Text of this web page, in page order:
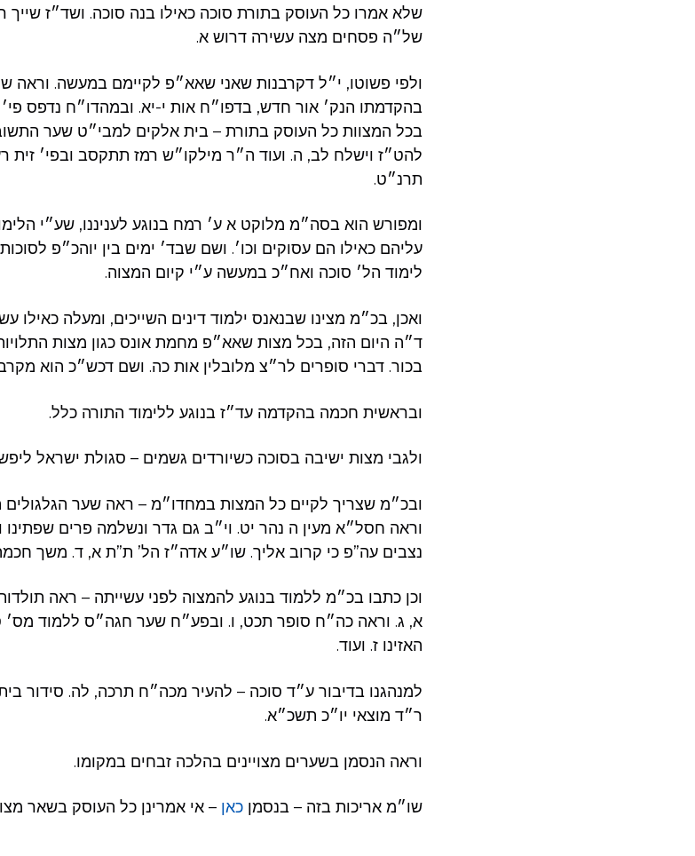
שלא אמרו כל העוסק בתורת סוכה כאילו בנה סוכה. ושד״ז שייך
של״ה פסחים מצה עשירה דרוש א.
ולפי פשוטו, י״ל דקרבנות שאני שאא״פ לקיימם במעשה. וראה
בהקדמתו הנק׳ אור חדש, בדפו״ח אות י-יא. ובמהדו״ח נדפס
בכל המצוות כל העוסק בתורת – בית אלקים למבי״ט שער
להט״ז וישלח לב, ה. ועוד ה״ר מילקו״ש רמז תתקסב ובפי׳
תרנ״ט.
ומפורש הוא בסה״מ מלוקט א ע׳ רמח בנוגע לעניננו, שע״י
עליהם כאילו הם עסוקים וכו׳. ושם שבד׳ ימים בין יוהכ״פ
לימוד הל׳ סוכה ואח״כ במעשה ע״י קיום המצוה.
ואכן, בכ״מ מצינו שבנאנס ילמוד דינים השייכים, ומעלה
ד״ה היום הזה, בכל מצות שאא״פ מחמת אונס כגון מצות
בכור. דברי סופרים לר״צ מלובלין אות כה. ושם דכש״כ הוא
ובראשית חכמה בהקדמה עד״ז בנוגע ללימוד התורה כלל.
ולגבי מצות ישיבה בסוכה כשיורדים גשמים – סגולת ישראל
ובכ״מ שצריך לקיים כל המצות במחדו״מ – ראה שער
וראה חסל״א מעין ה נהר יט. וי״ב גם גדר ונשלמה פרים
נצבים עה”פ כי קרוב אליך. שו״ע אדה״ז הל’ ת”ת א, ד. משך
וכן כתבו בכ״מ ללמוד בנוגע להמצוה לפני עשייתה – ראה
א, ג. וראה כה״ח סופר תכט, ו. ובפע״ח שער חגה״ס ללמוד מס׳
האזינו ז. ועוד.
למנהגנו בדיבור ע״ד סוכה – להעיר מכה״ח תרכה, לה. סידור
ר״ד מוצאי יו״כ תשכ״א.
וראה הנסמן בשערים מצויינים בהלכה זבחים במקומו.
שו״מ אריכות בזה – בנסמן כאן – אי אמרינן כל העוסק בשאר